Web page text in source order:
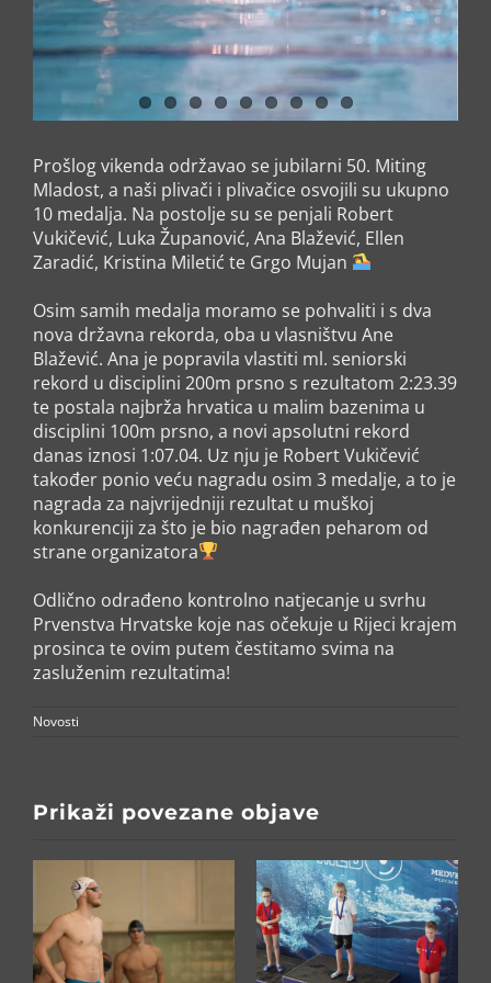
Prošlog vikenda održavao se jubilarni 50. Miting
Mladost, a naši plivači i plivačice osvojili su ukupno
10 medalja. Na postolje su se penjali Robert
Vukičević, Luka Županović, Ana Blažević, Ellen
Zaradić, Kristina Miletić te Grgo Mujan
Osim samih medalja moramo se pohvaliti i s dva
nova državna rekorda, oba u vlasništvu Ane
Blažević. Ana je popravila vlastiti ml. seniorski
rekord u disciplini 200m prsno s rezultatom 2:23.39
te postala najbrža hrvatica u malim bazenima u
disciplini 100m prsno, a novi apsolutni rekord
danas iznosi 1:07.04. Uz nju je Robert Vukičević
također ponio veću nagradu osim 3 medalje, a to je
nagrada za najvrijedniji rezultat u muškoj
konkurenciji za što je bio nagrađen peharom od
strane organizatora
Odlično odrađeno kontrolno natjecanje u svrhu
Prvenstva Hrvatske koje nas očekuje u Rijeci krajem
prosinca te ovim putem čestitamo svima na
zasluženim rezultatima!
Novosti
Prikaži povezane objave